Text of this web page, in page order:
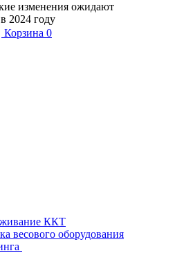
изменения ожидают
2024 году
Корзина 0
ККТ
весового оборудования